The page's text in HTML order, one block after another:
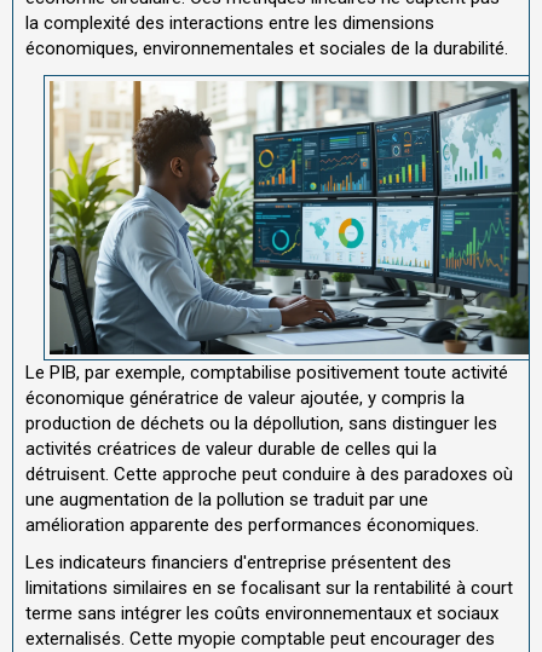
la complexité des interactions entre les dimensions
économiques, environnementales et sociales de la durabilité.
Le PIB, par exemple, comptabilise positivement toute activité
économique génératrice de valeur ajoutée, y compris la
production de déchets ou la dépollution, sans distinguer les
activités créatrices de valeur durable de celles qui la
détruisent. Cette approche peut conduire à des paradoxes où
une augmentation de la pollution se traduit par une
amélioration apparente des performances économiques.
Les indicateurs financiers d'entreprise présentent des
limitations similaires en se focalisant sur la rentabilité à court
terme sans intégrer les coûts environnementaux et sociaux
externalisés. Cette myopie comptable peut encourager des